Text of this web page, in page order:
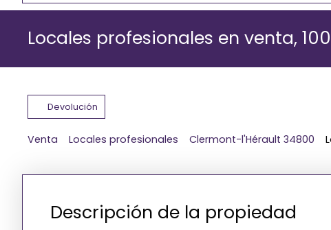
Locales profesionales en venta,
Devolución
Venta Locales profesionales Clermont-l'Hérault 34800
Descripción de la propiedad